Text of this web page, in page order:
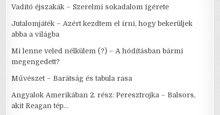
Vadító éjszakák – Szerelmi sokadalom ígérete
Jutalomjáték – Azért kezdtem el írni, hogy bekerüljek
abba a világba
Mi lenne veled nélkülem (?) – A hódításban bármi
megengedett?
Művészet – Barátság és tabula rasa
Angyalok Amerikában 2. rész: Peresztrojka – Balsors,
akit Reagan tép…